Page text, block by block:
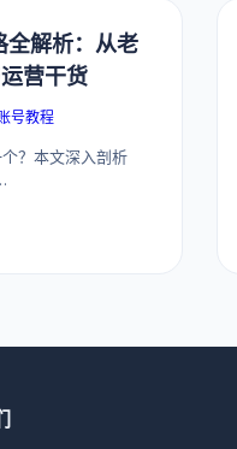
解析：从老
营干货
号教程
？本文深入剖析